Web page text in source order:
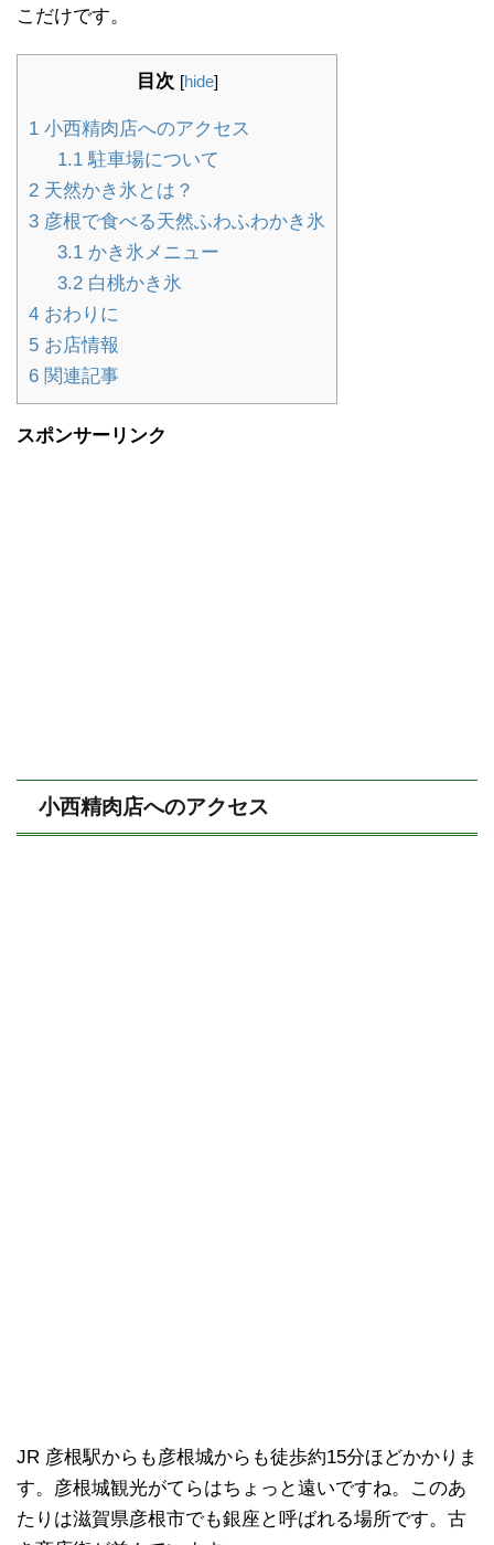
こだけです。
目次 [hide]
1 小西精肉店へのアクセス
1.1駐車場について
2 天然かき氷とは？
3 彦根で食べる天然ふわふわかき氷
3.1かき氷メニュー
3.2白桃かき氷
4 おわりに
5 お店情報
6 関連記事
スポンサーリンク
小西精肉店へのアクセス
JR 彦根駅からも彦根城からも徒歩約15分ほどかかりま
す。彦根城観光がてらはちょっと遠いですね。このあ
たりは滋賀県彦根市でも銀座と呼ばれる場所です。古